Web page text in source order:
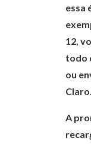
essa
12,
todo
ou
Claro.
A